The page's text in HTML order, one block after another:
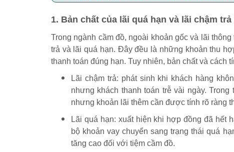
1. Bản chất của lãi quá hạn và lãi chậm
Trong ngành cầm đồ, ngoài khoản gốc và lãi
trả và lãi quá hạn. Đây đều là những khoản thu
thanh toán đúng hạn. Tuy nhiên, bản chất và cách
Lãi chậm trả: phát sinh khi khách hàng
nhưng khách thanh toán trễ vài ngày.
nhưng khoản lãi thêm cần được tính rõ ràng
Lãi quá hạn: xuất hiện khi hợp đồng đã hết
bộ khoản vay chuyển sang trạng thái quá
tăng cao đối với tiệm cầm đồ.